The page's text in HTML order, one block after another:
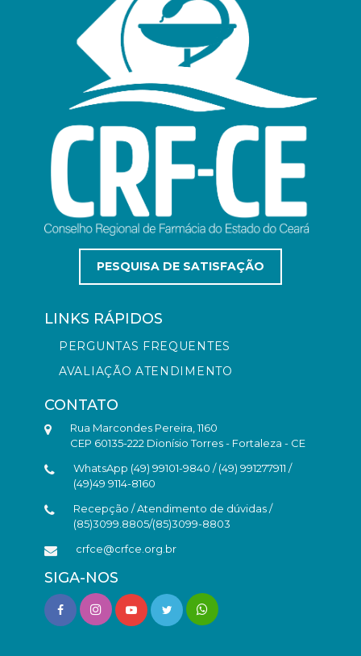
PESQUISA DE SATISFAÇÃO
LINKS RÁPIDOS
PERGUNTAS FREQUENTES
AVALIAÇÃO ATENDIMENTO
CONTATO
Rua Marcondes Pereira, 1160
CEP 60135-222 Dionísio Torres - Fortaleza - CE
WhatsApp (49) 99101-9840 / (49) 991277911 /
(49)49 9114-8160
Recepção / Atendimento de dúvidas /
(85)3099.8805/(85)3099-8803
crfce@crfce.org.br
SIGA-NOS